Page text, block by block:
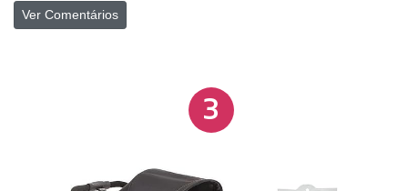
de reclínio, permitindo acomodar o bebê
capota extragrande com extensor e proteção solar
FPS UV50+, além de visor e ampla janela traseira
com tela respirável e abertura por zíper,
Também dispõe de manopla com ajuste de altura,
Ver Comentários
3